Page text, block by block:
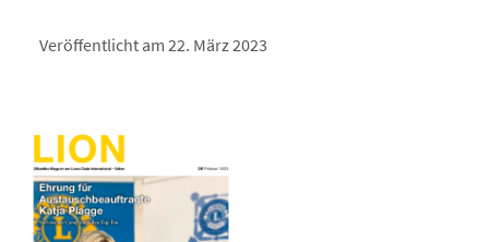
Veröffentlicht am 22. März 2023